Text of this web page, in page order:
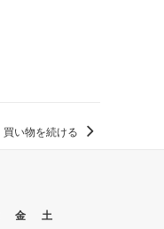
買い物を続ける
金
土